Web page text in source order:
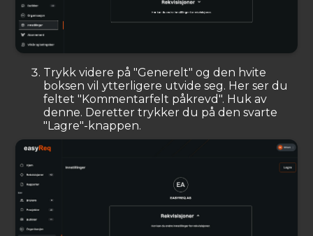
Trykk videre på "Generelt" og den hvite
boksen vil ytterligere utvide seg. Her ser du
feltet "Kommentarfelt påkrevd". Huk av
denne. Deretter trykker du på den svarte
"Lagre"-knappen.